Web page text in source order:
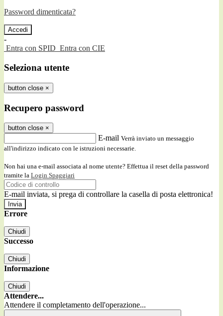
Password dimenticata?
-
Entra con SPID Entra con CIE
Seleziona utente
button close ×
Recupero password
button close ×
E-mail Verrà inviato un messaggio
all'indirizzo indicato con le istruzioni necessarie.
Non hai una e-mail associata al nome utente? Effettua il reset della password
tramite la Login Spaggiari
E-mail inviata, si prega di controllare la casella di posta elettronica!
Errore
Chiudi
Successo
Chiudi
Informazione
Chiudi
Attendere...
Attendere il completamento dell'operazione...